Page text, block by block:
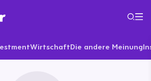
WirtschaftDie andere Meinung